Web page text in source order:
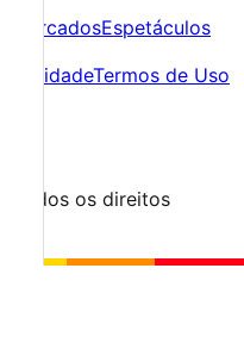
e MercadosEspetáculos
Termos de Uso
Todos os direitos